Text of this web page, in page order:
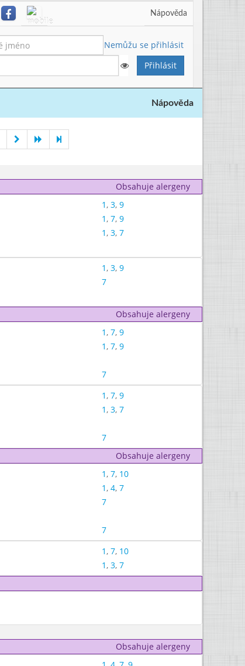
Nápověda
Nemůžu se přihlásit
Nápověda
Obsahuje alergeny
1, 3, 9
1, 7, 9
1, 3, 7
1, 3, 9
7
Obsahuje alergeny
1, 7, 9
1, 7, 9
7
1, 7, 9
1, 3, 7
7
Obsahuje alergeny
1, 7, 10
1, 4, 7
7
7
1, 7, 10
1, 3, 7
Obsahuje alergeny